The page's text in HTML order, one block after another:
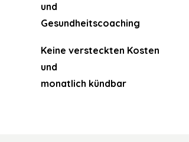
und
Gesundheitscoaching
Keine versteckten Kosten
und
monatlich kündbar